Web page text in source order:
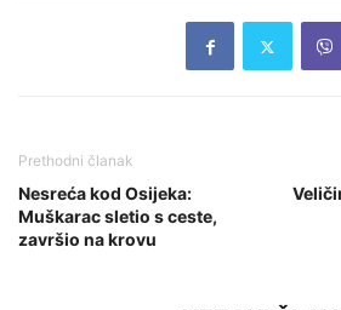
Prethodni članak
Nesreća kod Osijeka:
Muškarac sletio s ceste,
završio na krovu